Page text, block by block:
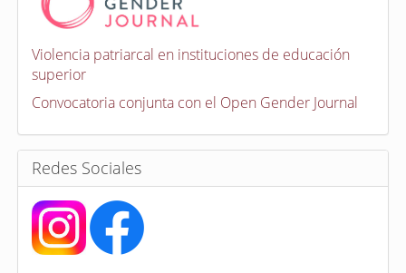
o
a
t
o
r
a
s
Violencia patriarcal en instituciones de educación
superior
Convocatoria conjunta con el Open Gender Journal
Redes Sociales